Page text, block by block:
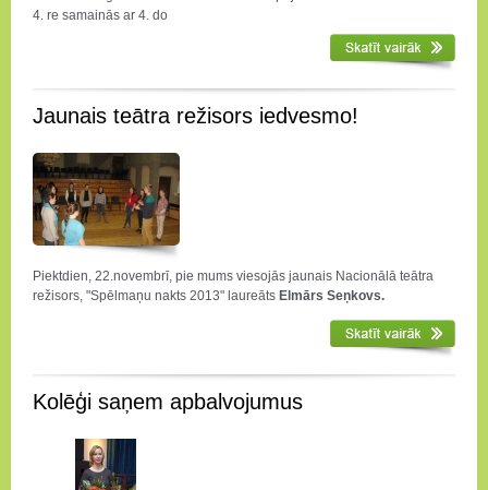
4. re samainās ar 4. do
Jaunais teātra režisors iedvesmo!
Piektdien, 22.novembrī, pie mums viesojās jaunais Nacionālā teātra
režisors, "Spēlmaņu nakts 2013" laureāts Elmārs Seņkovs.
Kolēģi saņem apbalvojumus